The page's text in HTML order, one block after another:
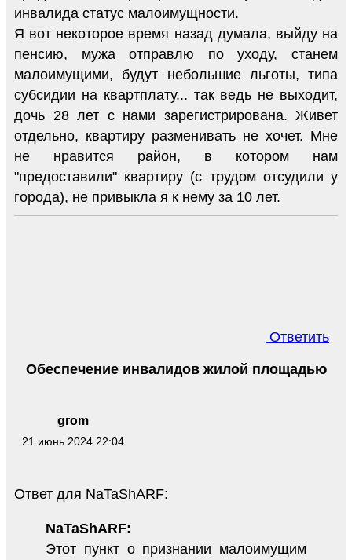
инвалида статус малоимущности.
Я вот некоторое время назад думала, выйду на
пенсию, мужа отправлю по уходу, станем
малоимущими, будут небольшие льготы, типа
субсидии на квартплату... так ведь не выходит,
дочь 28 лет с нами зарегистрирована. Живет
отдельно, квартиру разменивать не хочет. Мне
не нравится район, в котором нам
"предоставили" квартиру (с трудом отсудили у
города), не привыкла я к нему за 10 лет.
Ответить
grom
21 июнь 2024 22:04
Обеспечение инвалидов жилой площадью
Ответ для NaTaShARF:
NaTaShARF:
Этот пункт о признании малоимущим